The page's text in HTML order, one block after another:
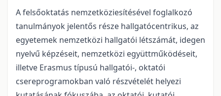
A felsőoktatás nemzetköziesítésével foglalkozó
tanulmányok jelentős része hallgatócentrikus, az
egyetemek nemzetközi hallgatói létszámát, idegen
nyelvű képzéseit, nemzetközi együttműködéseit,
illetve Erasmus típusú hallgatói-, oktatói
csereprogramokban való részvételét helyezi